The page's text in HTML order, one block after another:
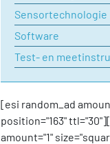
Sensortechnologie
Software
Test- en
[esi random_ad
position="163"
amount="1"